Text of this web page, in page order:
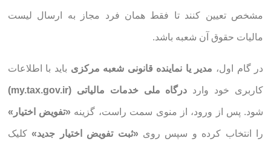
مشخص تعیین کنند تا فقط همان فرد مجاز به ارسال لیست
مالیات حقوق آن شعبه باشد.
در گام اول، مدیر یا نماینده قانونی شعبه مرکزی باید با اطلاعات
کاربری خود وارد درگاه ملی خدمات مالیاتی (my.tax.gov.ir)
شود. پس از ورود، از منوی سمت راست، گزینه «تفویض اختیار»
را انتخاب کرده و سپس روی «ثبت تفویض اختیار جدید»کلیک